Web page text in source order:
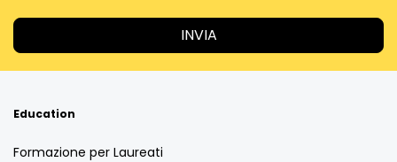
Education
Formazione per Laureati